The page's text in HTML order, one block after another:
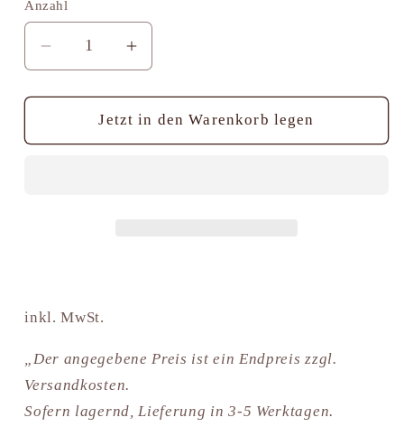
Anzahl
Anzahl
Verringere
die
Menge
Erhöhe
die
Menge
für
Jetzt in den Warenkorb legen
inkl. MwSt.
„Der angegebene Preis ist ein Endpreis zzgl.
Versandkosten.
Sofern lagernd, Lieferung in 3-5 Werktagen.